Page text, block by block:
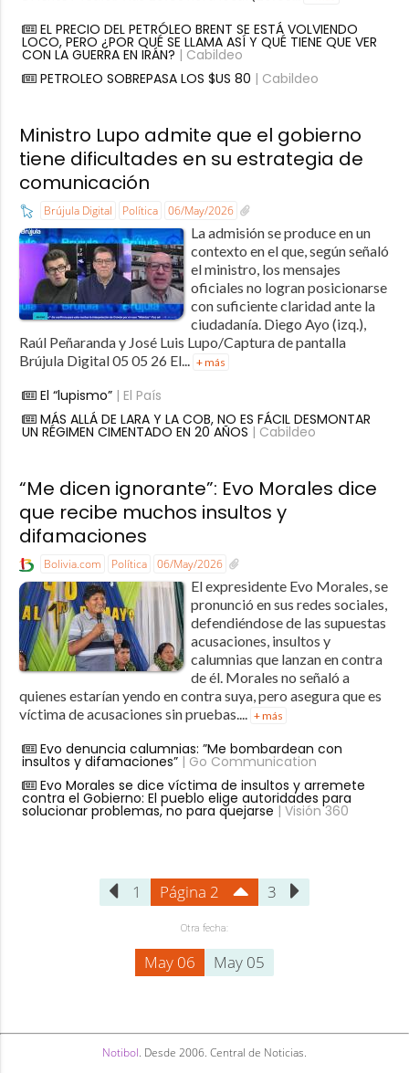
EL PRECIO DEL PETRÓLEO BRENT SE ESTÁ VOLVIENDO
LOCO, PERO ¿POR QUÉ SE LLAMA ASÍ Y QUÉ TIENE QUE VER
CON LA GUERRA EN IRÁN? | Cabildeo
PETROLEO SOBREPASA LOS $US 80 | Cabildeo
Ministro Lupo admite que el gobierno
tiene dificultades en su estrategia de
comunicación
Brújula Digital Política 06/May/2026
La admisión se produce en un
contexto en el que, según señaló
el ministro, los mensajes
oficiales no logran posicionarse
con suficiente claridad ante la
ciudadanía. Diego Ayo (izq.),
Raúl Peñaranda y José Luis Lupo/Captura de pantalla
Brújula Digital 05 05 26 El... + más
El “lupismo”| El País
MÁS ALLÁ DE LARA Y LA COB, NO ES FÁCIL DESMONTAR
UN RÉGIMEN CIMENTADO EN 20 AÑOS | Cabildeo
“Me dicen ignorante”: Evo Morales dice
que recibe muchos insultos y
difamaciones
Bolivia.com Política 06/May/2026
El expresidente Evo Morales, se
pronunció en sus redes sociales,
defendiéndose de las supuestas
acusaciones, insultos y
calumnias que lanzan en contra
de él. Morales no señaló a
quienes estarían yendo en contra suya, pero asegura que es
víctima de acusaciones sin pruebas....
+ más
Evo denuncia calumnias: ”Me bombardean con
insultos y difamaciones”| Go Communication
Evo Morales se dice víctima de insultos y arremete
contra el Gobierno: El pueblo elige autoridades para
solucionar problemas, no para quejarse | Visión 360
1 Página 2 3
Otra fecha:
May 06 May 05
Notibol. Desde 2006. Central de Noticias.